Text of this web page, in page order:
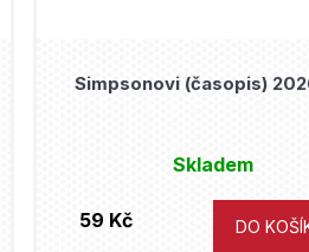
Simpsonovi (časopis)
Skladem
59 Kč DO